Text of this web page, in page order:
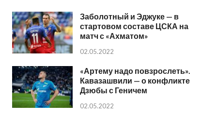
Заболотный и Эджуке — в
стартовом составе ЦСКА на
матч с «Ахматом»
02.05.2022
«Артему надо повзрослеть».
Кавазашвили — о конфликте
Дзюбы с Геничем
02.05.2022